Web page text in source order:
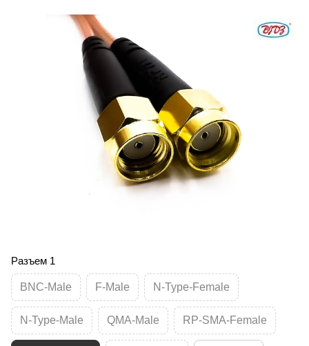
Разъем 1
BNC-Male F-Male N-Type-Female
N-Type-Male QMA-Male RP-SMA-Female